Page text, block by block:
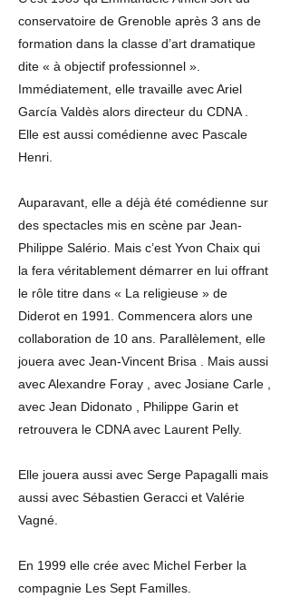
conservatoire de Grenoble après 3 ans de
formation dans la classe d’art dramatique
dite « à objectif professionnel ».
Immédiatement, elle travaille avec Ariel
García Valdès alors directeur du CDNA .
Elle est aussi comédienne avec Pascale
Henri.
Auparavant, elle a déjà été comédienne sur
des spectacles mis en scène par Jean-
Philippe Salério. Mais c’est Yvon Chaix qui
la fera véritablement démarrer en lui offrant
le rôle titre dans « La religieuse » de
Diderot en 1991. Commencera alors une
collaboration de 10 ans. Parallèlement, elle
jouera avec Jean-Vincent Brisa . Mais aussi
avec Alexandre Foray , avec Josiane Carle ,
avec Jean Didonato , Philippe Garin et
retrouvera le CDNA avec Laurent Pelly.
Elle jouera aussi avec Serge Papagalli mais
aussi avec Sébastien Geracci et Valérie
Vagné.
En 1999 elle crée avec Michel Ferber la
compagnie Les Sept Familles.